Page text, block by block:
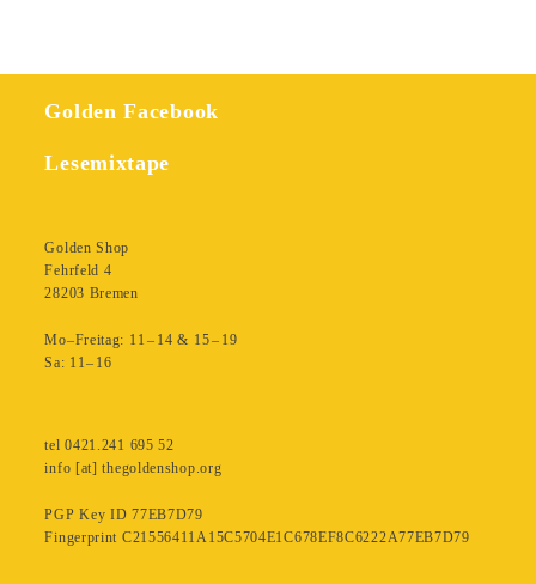
Golden Facebook
Lesemixtape
Golden Shop
Fehrfeld 4
28203 Bremen
Mo–Freitag: 11 – 14 & 15 – 19
Sa: 11– 16
tel 0421.241 695 52
info [at] thegoldenshop.org
PGP Key ID 77EB7D79
Fingerprint C21556411A15C5704E1C678EF8C6222A77EB7D79